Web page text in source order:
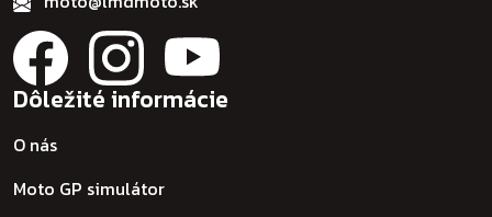
Dôležité informácie
O nás
Moto GP simulátor